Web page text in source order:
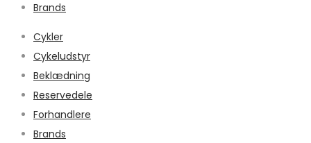
Brands
Cykler
Cykeludstyr
Beklædning
Reservedele
Forhandlere
Brands